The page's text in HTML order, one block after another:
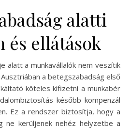
alatti
és ellátások
alatt a munkavállalók nem veszítik
a betegszabadság első
köteles kifizetni a munkabér
később kompenzál
Ez a rendszer biztosítja, hogy a
ne kerüljenek nehéz helyzetbe a